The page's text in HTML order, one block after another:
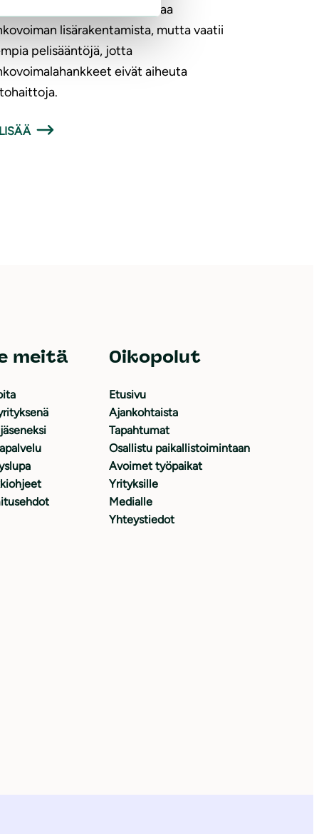
oikeuteen. Liitto kannattaa
lisärakentamista, mutta vaatii
pelisääntöjä, jotta
eivät aiheuta
meitä Oikopolut
Etusivu
Ajankohtaista
Tapahtumat
Osallistu paikallistoimintaan
Avoimet työpaikat
Yrityksille
Medialle
Yhteystiedot